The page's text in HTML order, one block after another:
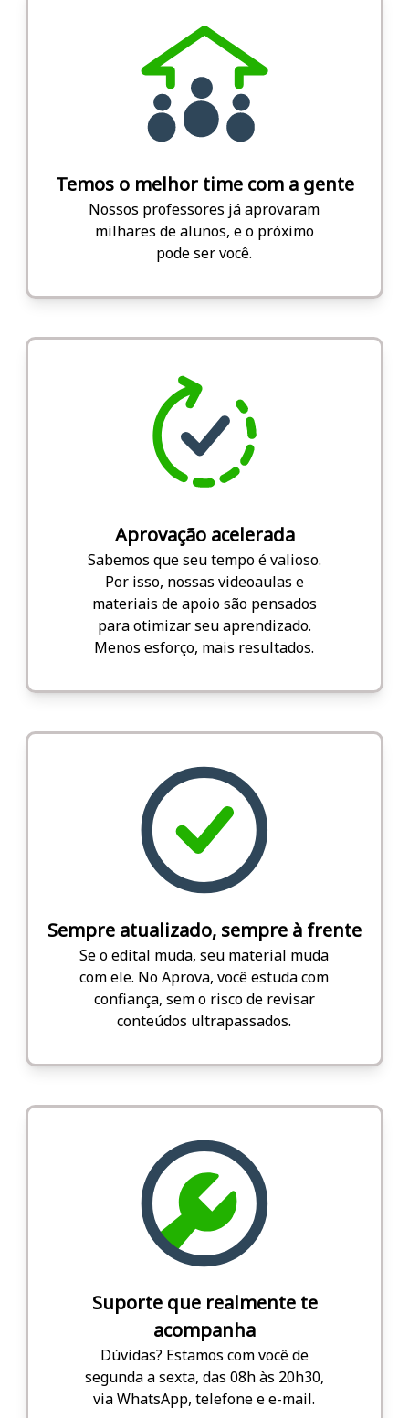
Temos o melhor time com a gente
Nossos professores já aprovaram
milhares de alunos, e o próximo
pode ser você.
Aprovação acelerada
Sabemos que seu tempo é valioso.
Por isso, nossas videoaulas e
materiais de apoio são pensados
para otimizar seu aprendizado.
Menos esforço, mais resultados.
Sempre atualizado, sempre à frente
Se o edital muda, seu material muda
com ele. No Aprova, você estuda com
confiança, sem o risco de revisar
conteúdos ultrapassados.
Suporte que realmente te
acompanha
Dúvidas? Estamos com você de
segunda a sexta, das 08h às 20h30,
via WhatsApp, telefone e e-mail.